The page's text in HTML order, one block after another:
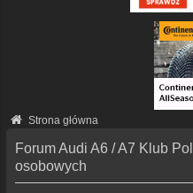
Strona główna
Forum Audi A6 / A7 Klub
osobowych